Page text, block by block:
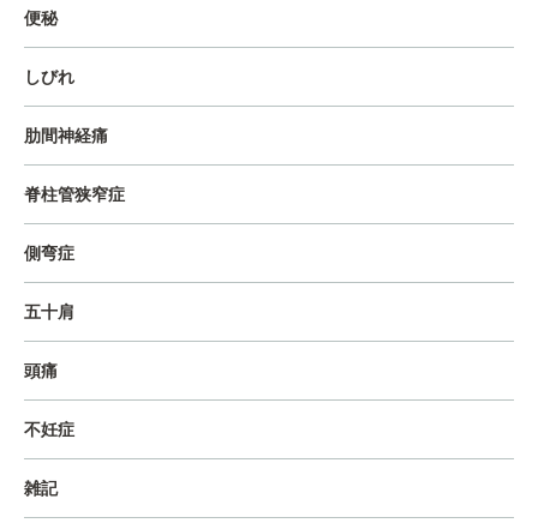
便秘
しびれ
肋間神経痛
脊柱管狭窄症
側弯症
五十肩
頭痛
不妊症
雑記